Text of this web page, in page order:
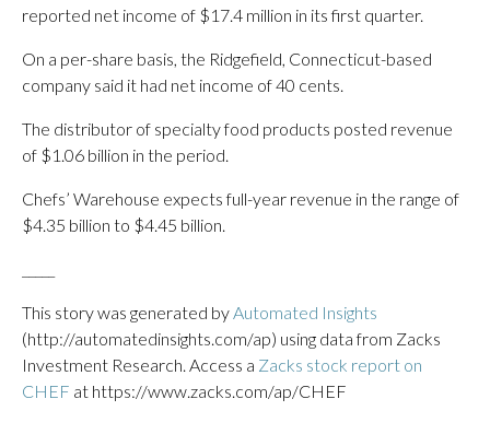
reported net income of $17.4 million in its first quarter.
On a per-share basis, the Ridgefield, Connecticut-based
company said it had net income of 40 cents.
The distributor of specialty food products posted revenue
of $1.06 billion in the period.
Chefs’ Warehouse expects full-year revenue in the range of
$4.35 billion to $4.45 billion.
This story was generated byAutomated Insights
(http://automatedinsights.com/ap) using data from Zacks
Investment Research. Access a Zacks stock report on
CHEF at https://www.zacks.com/ap/CHEF